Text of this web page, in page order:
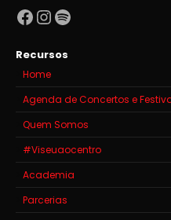
Facebook
Instagram
Spotify
Recursos
Home
Agenda de Concertos e
Quem Somos
#Viseuaocentro
Academia
Parcerias